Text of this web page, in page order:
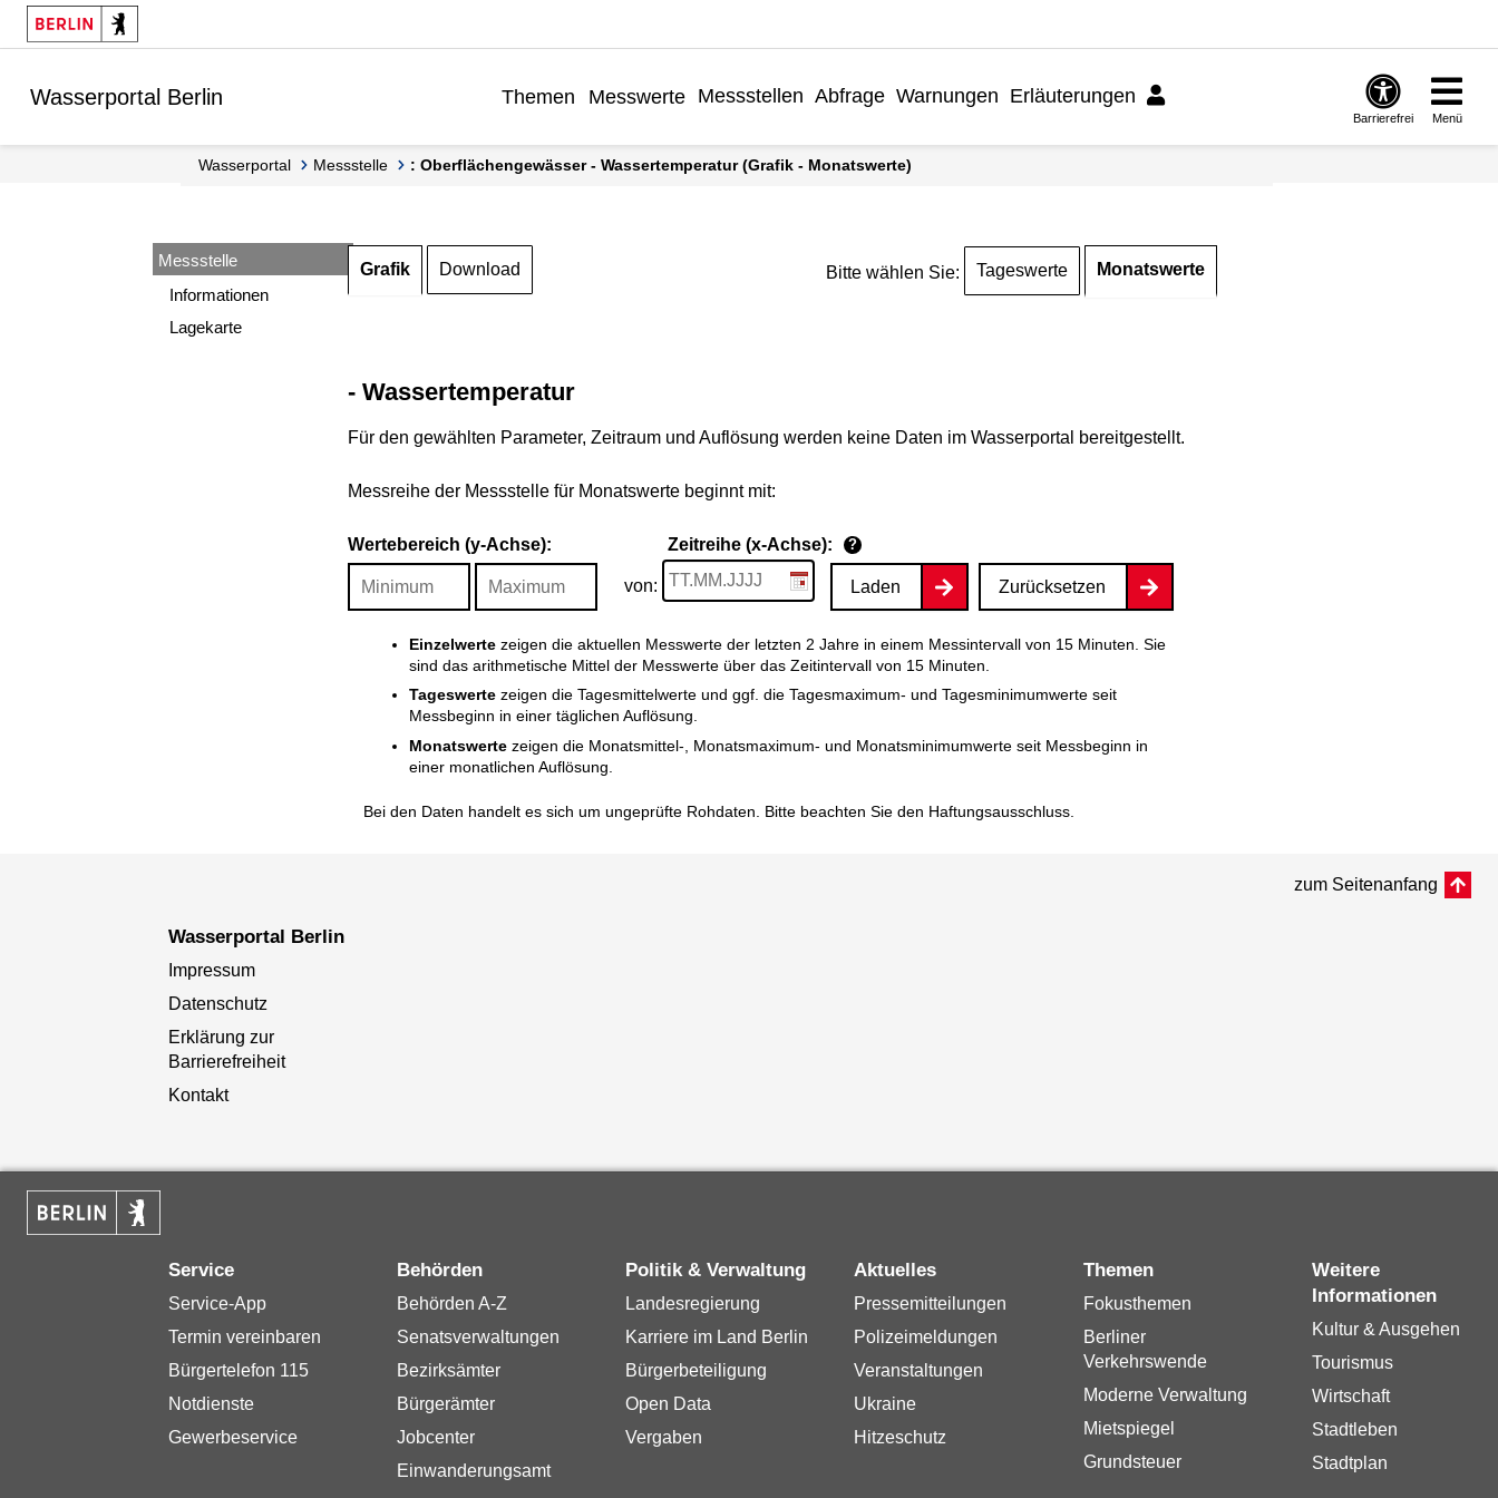
Springe zur Navigation
Springe zum Inhalt
Wasserportal Berlin Themen Messwerte Messstellen Abfrage Warnungen Erläuterungen
Barrierefrei Menü
Wasserportal Messstelle : Oberflächengewässer - Wassertemperatur (Grafik - Monatswerte)
Messstelle
Informationen
Lagekarte
Grafik Download Bitte wählen Sie: Tageswerte Monatswerte
- Wassertemperatur
Für den gewählten Parameter, Zeitraum und Auflösung werden keine Daten im Wasserportal bereitgestellt.
Messreihe der Messstelle für Monatswerte beginnt mit:
Wertebereich (y-Achse): Zeitreihe (x-Achse): ?
von: Laden Zurücksetzen
Einzelwertezeigen die aktuellen Messwerte der letzten 2 Jahre in einem Messintervall von 15 Minuten. Sie
sind das arithmetische Mittel der Messwerte über das Zeitintervall von 15 Minuten.
Tageswertezeigen die Tagesmittelwerte und ggf. die Tagesmaximum- und Tagesminimumwerte seit
Messbeginn in einer täglichen Auflösung.
Monatswertezeigen die Monatsmittel-, Monatsmaximum- und Monatsminimumwerte seit Messbeginn in
einer monatlichen Auflösung.
Bei den Daten handelt es sich um ungeprüfte Rohdaten. Bitte beachten Sie den Haftungsausschluss.
zum Seitenanfang
Wasserportal Berlin
Impressum
Datenschutz
Erklärung zur
Barrierefreiheit
Kontakt
Service
Service-App
Termin vereinbaren
Bürgertelefon 115
Notdienste
Gewerbeservice
Behörden
Behörden A-Z
Senatsverwaltungen
Bezirksämter
Bürgerämter
Jobcenter
Einwanderungsamt
Politik & Verwaltung
Landesregierung
Karriere im Land Berlin
Bürgerbeteiligung
Open Data
Vergaben
Aktuelles
Pressemitteilungen
Polizeimeldungen
Veranstaltungen
Ukraine
Hitzeschutz
Themen
Fokusthemen
Berliner
Verkehrswende
Moderne Verwaltung
Mietspiegel
Grundsteuer
Weitere
Informationen
Kultur & Ausgehen
Tourismus
Wirtschaft
Stadtleben
Stadtplan